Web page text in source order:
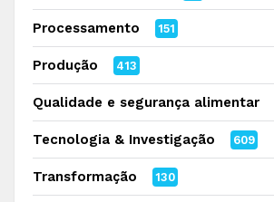
Processamento 151
Produção 413
Qualidade e segurança alimentar
Tecnologia & Investigação 609
Transformação 130